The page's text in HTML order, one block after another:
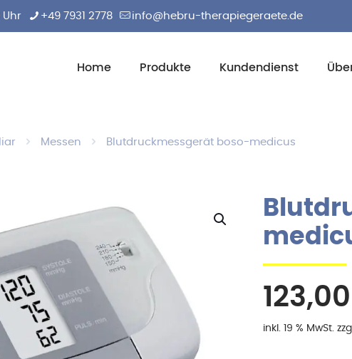
Uhr +49 7931 2778 info@hebru-therapiegeraete.de
Home Produkte Kundendienst
Messen Blutdruckmessgerät boso-medicus
123,00
inkl. 19 % MwSt.